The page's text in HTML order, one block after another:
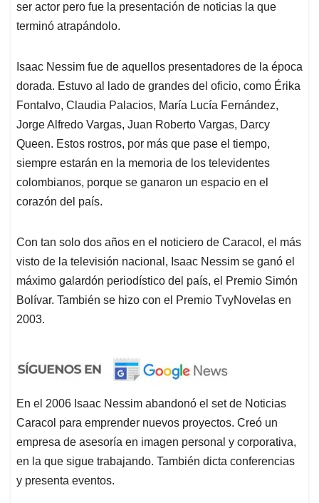
ser actor pero fue la presentación de noticias la que
terminó atrapándolo.
Isaac Nessim fue de aquellos presentadores de la época
dorada. Estuvo al lado de grandes del oficio, como Érika
Fontalvo, Claudia Palacios, María Lucía Fernández,
Jorge Alfredo Vargas, Juan Roberto Vargas, Darcy
Queen. Estos rostros, por más que pase el tiempo,
siempre estarán en la memoria de los televidentes
colombianos, porque se ganaron un espacio en el
corazón del país.
Con tan solo dos años en el noticiero de Caracol, el más
visto de la televisión nacional, Isaac Nessim se ganó el
máximo galardón periodístico del país, el Premio Simón
Bolívar. También se hizo con el Premio TvyNovelas en
2003.
En el 2006 Isaac Nessim abandonó el set de Noticias
Caracol para emprender nuevos proyectos. Creó un
empresa de asesoría en imagen personal y corporativa,
en la que sigue trabajando. También dicta conferencias
y presenta eventos.